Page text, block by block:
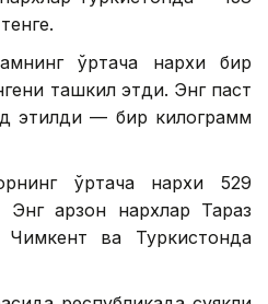
ўртача нархи бир
ташкил этди. Энг паст
этилди — бир килограмм
ўртача нархи 529
Энг арзон нархлар Тараз
ва Туркистонда